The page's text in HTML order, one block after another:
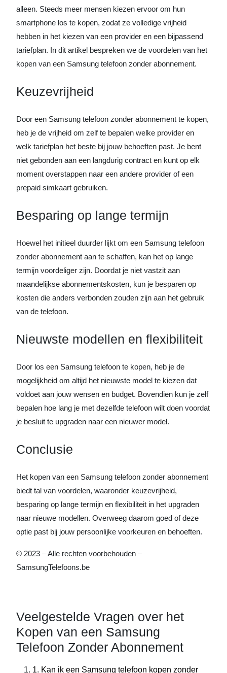
alleen. Steeds meer mensen kiezen ervoor om hun
smartphone los te kopen, zodat ze volledige vrijheid
hebben in het kiezen van een provider en een bijpassend
tariefplan. In dit artikel bespreken we de voordelen van het
kopen van een Samsung telefoon zonder abonnement.
Keuzevrijheid
Door een Samsung telefoon zonder abonnement te kopen,
heb je de vrijheid om zelf te bepalen welke provider en
welk tariefplan het beste bij jouw behoeften past. Je bent
niet gebonden aan een langdurig contract en kunt op elk
moment overstappen naar een andere provider of een
prepaid simkaart gebruiken.
Besparing op lange termijn
Hoewel het initieel duurder lijkt om een Samsung telefoon
zonder abonnement aan te schaffen, kan het op lange
termijn voordeliger zijn. Doordat je niet vastzit aan
maandelijkse abonnementskosten, kun je besparen op
kosten die anders verbonden zouden zijn aan het gebruik
van de telefoon.
Nieuwste modellen en flexibiliteit
Door los een Samsung telefoon te kopen, heb je de
mogelijkheid om altijd het nieuwste model te kiezen dat
voldoet aan jouw wensen en budget. Bovendien kun je zelf
bepalen hoe lang je met dezelfde telefoon wilt doen voordat
je besluit te upgraden naar een nieuwer model.
Conclusie
Het kopen van een Samsung telefoon zonder abonnement
biedt tal van voordelen, waaronder keuzevrijheid,
besparing op lange termijn en flexibiliteit in het upgraden
naar nieuwe modellen. Overweeg daarom goed of deze
optie past bij jouw persoonlijke voorkeuren en behoeften.
© 2023 – Alle rechten voorbehouden –
SamsungTelefoons.be
Veelgestelde Vragen over het
Kopen van een Samsung
Telefoon Zonder Abonnement
1. Kan ik een Samsung telefoon kopen zonder